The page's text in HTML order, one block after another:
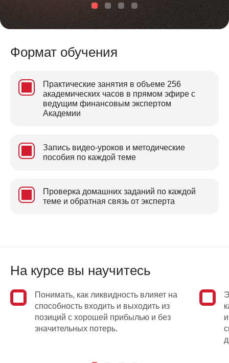
Формат обучения
Практические занятия в объеме 256
академических часов в прямом эфире с
ведущим финансовым экспертом
Академии
Запись видео-уроков и методические
пособия по каждой теме
Проверка домашних заданий по каждой
теме и обратная связь от эксперта
На курсе вы научитесь
Понимать, как ликвидность влияет на
способность входить и выходить из
позиций с хорошей прибылью и без
значительных потерь.